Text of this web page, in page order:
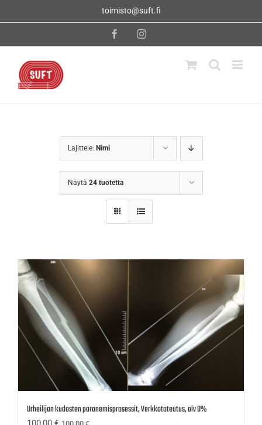
toimisto@suft.fi
FacebookInstagram
Lajittele: Nimi
Näytä 24 tuotetta
Urheilijan kudosten paranemisprosessit, Verkkototeutus, alv 0%